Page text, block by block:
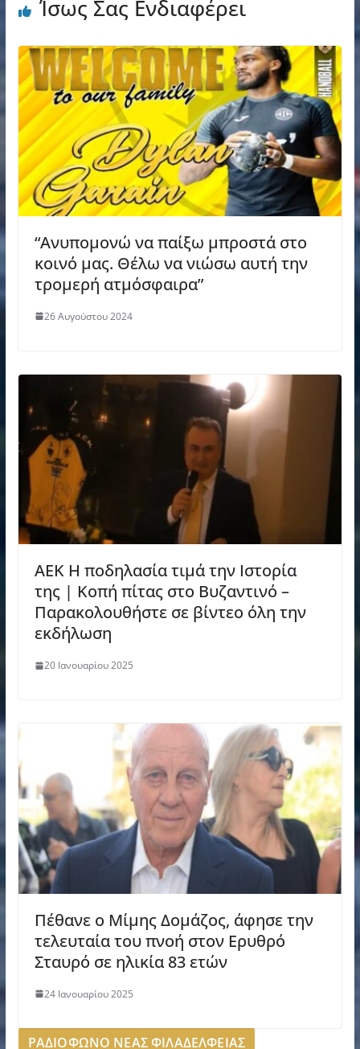
Ίσως Σας Ενδιαφέρει
“Ανυπομονώ να παίξω μπροστά στο
κοινό μας. Θέλω να νιώσω αυτή την
τρομερή ατμόσφαιρα”
26 Αυγούστου 2024
ΑΕΚ Η ποδηλασία τιμά την Ιστορία
της | Κοπή πίτας στο Βυζαντινό –
Παρακολουθήστε σε βίντεο όλη την
εκδήλωση
20 Ιανουαρίου 2025
Πέθανε ο Μίμης Δομάζος, άφησε την
τελευταία του πνοή στον Ερυθρό
Σταυρό σε ηλικία 83 ετών
24 Ιανουαρίου 2025
ΡΑΔΙΟΦΩΝΟ ΝΕΑΣ ΦΙΛΑΔΕΛΦΕΙΑΣ